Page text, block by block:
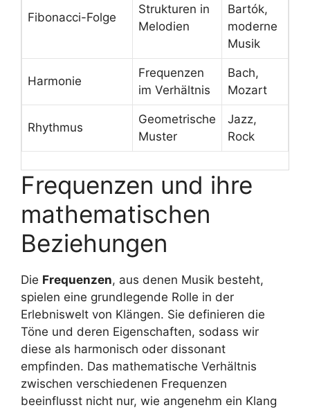
Fibonacci-Folge
Strukturen in
Melodien
Bartók,
moderne
Musik
Harmonie
Frequenzen
im Verhältnis
Bach,
Mozart
Rhythmus
Geometrische
Muster
Jazz,
Rock
Frequenzen und ihre
mathematischen
Beziehungen
Die Frequenzen, aus denen Musik besteht,
spielen eine grundlegende Rolle in der
Erlebniswelt von Klängen. Sie definieren die
Töne und deren Eigenschaften, sodass wir
diese als harmonisch oder dissonant
empfinden. Das mathematische Verhältnis
zwischen verschiedenen Frequenzen
beeinflusst nicht nur, wie angenehm ein Klang